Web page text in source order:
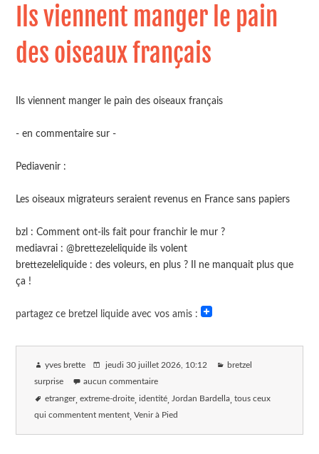
Ils viennent manger le pain
des oiseaux français
Ils viennent manger le pain des oiseaux français
- en commentaire sur -
Pediavenir :
Les oiseaux migrateurs seraient revenus en France sans papiers
bzl : Comment ont-ils fait pour franchir le mur ?
mediavrai : @brettezeleliquide ils volent
brettezeleliquide : des voleurs, en plus ? Il ne manquait plus que
ça !
partagez ce bretzel liquide avec vos amis :
yves brette jeudi 30 juillet 2026 , 10:12 bretzel
surprise aucun commentaire
etranger extreme-droite identité Jordan Bardella tous ceux
qui commentent mentent Venir à Pied